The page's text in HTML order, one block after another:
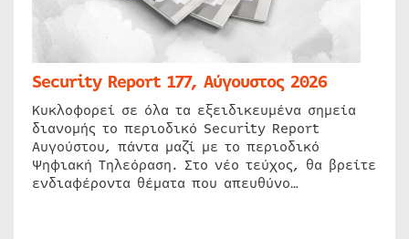
Security Report 177, Αύγουστος 2026
Κυκλοφορεί σε όλα τα εξειδικευμένα σημεία
διανομής το περιοδικό Security Report
Αυγούστου, πάντα μαζί με το περιοδικό
Ψηφιακή Τηλεόραση. Στο νέο τεύχος, θα βρείτε
ενδιαφέροντα θέματα που απευθύνο…